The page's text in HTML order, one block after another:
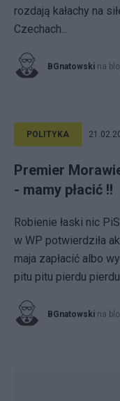
rozdają kałachy na
Czechach...
BGnatowski na
POLITYKA
Premier
- mamy płacić !!
Robienie łaski nic
w WP potwierdziła
maja zapłacić albo
pitu pitu pierdu
BGnatowski na